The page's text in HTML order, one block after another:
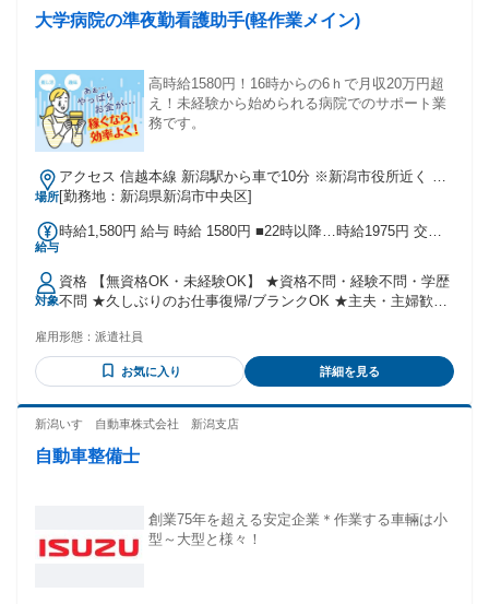
心！ 収入も安定できますよ◎ 年を重ねても長く活躍していた
大学病院の準夜勤看護助手(軽作業メイン)
高時給1580円！16時からの6ｈで月収20万円超
え！未経験から始められる病院でのサポート業
務です。
場所
アクセス 信越本線 新潟駅から車で10分 ※新潟市役所近く ※
車通勤可
[勤務地：新潟県新潟市中央区]
給与
時給1,580円 給与 時給 1580円 ■22時以降…時給1975円 交通
対象
資格 【無資格OK・未経験OK】 ★資格不問・経験不問・学歴
不問 ★久しぶりのお仕事復帰/ブランクOK ★主夫・主婦歓迎
ークでお仕事をお探しの方も歓迎 ★派遣のお仕事が初めての
方も歓迎 ＜こんな方にオススメ♪＞ ◎タイパ・効率よく稼ぎ
たい ◎プライベートを大切にしたい ◎とにかく高収入重視
・外来看護助手として勤務したことがある方(経験年数不問)
スタッフとしてオフィスや商業施設で清掃経験がある方 ・病
の経験がある方
雇用形態： 派遣社員
お気に入り 詳細を見る
新潟いすゞ自動車株式会社 新潟支店
自動車整備士
創業75年を超える安定企業＊作業する車輛は小
型～大型と様々！